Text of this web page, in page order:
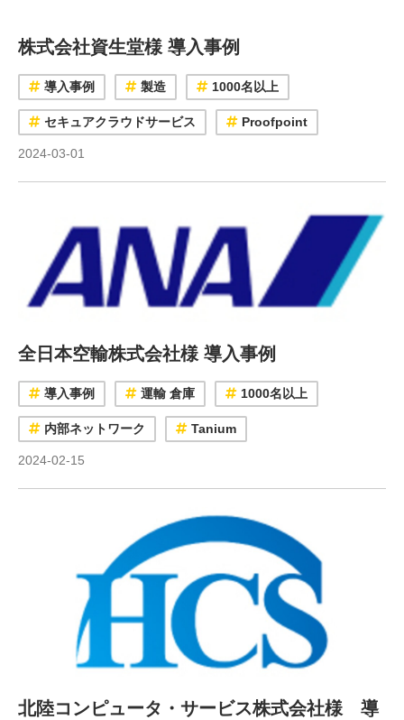
株式会社資生堂様 導入事例
導入事例 製造 1000名以上
セキュアクラウドサービス Proofpoint
2024-03-01
全日本空輸株式会社様 導入事例
導入事例 運輸 倉庫 1000名以上
内部ネットワーク Tanium
2024-02-15
北陸コンピュータ・サービス株式会社様 導